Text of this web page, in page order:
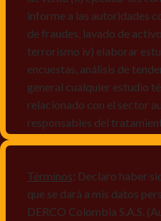
informe a las autoridades
de fraudes, lavado de
terrorismo iv) elaborar
encuestas, análisis de
general cualquier estudio
relacionado con el sector
responsables del
mismos, vi) crear bases de
características y perfiles
Personales, v) encuestas
Términos: Declaro haber
que se dará a mis datos
DERCO Colombia S.A.S.